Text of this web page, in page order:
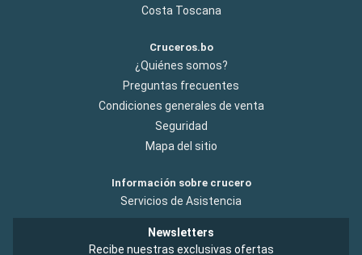
Costa Toscana
Cruceros.bo
¿Quiénes somos?
Preguntas frecuentes
Condiciones generales de venta
Seguridad
Mapa del sitio
Información sobre crucero
Servicios de Asistencia
Newsletters
Recibe nuestras exclusivas ofertas